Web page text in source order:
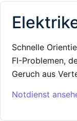
Schnelle
FI-Problemen,
Geruch aus
Notdienst